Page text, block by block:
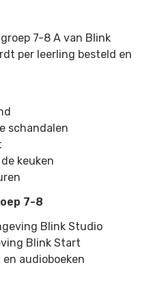
7-8 A van Blink
per leerling besteld en
schandalen
keuken
7-8
Blink Studio
Blink Start
audioboeken